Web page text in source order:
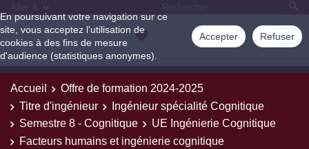
En poursuivant votre navigation sur ce
site, vous acceptez l'utilisation de
cookies à des fins de mesure
d'audience (statistiques anonymes).
Accepter Refuser
Aller à
Accueil
Offre de formation 2024-2025
Titre d'ingénieur
Ingénieur spécialité Cognitique
Semestre 8 - Cognitique
UE Ingénierie Cognitique
Facteurs humains et ingénierie cognitique